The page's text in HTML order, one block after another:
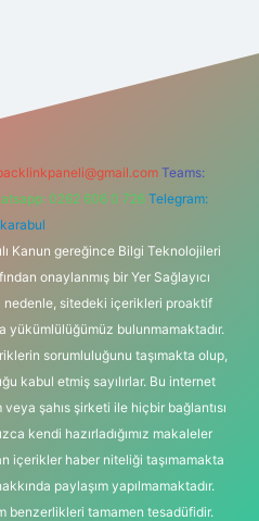
Teams:
0262 606 0 726 Telegram:
Kanun gereğince Bilgi Teknolojileri
onaylanmış bir Yer Sağlayıcı
sitedeki içerikleri proaktif
yükümlülüğümüz bulunmamaktadır.
sorumluluğunu taşımakta olup,
kabul etmiş sayılırlar. Bu internet
şahıs şirketi ile hiçbir bağlantısı
kendi hazırladığımız makaleler
içerikler haber niteliği taşımamakta
paylaşım yapılmamaktadır.
benzerlikleri tamamen tesadüfidir.